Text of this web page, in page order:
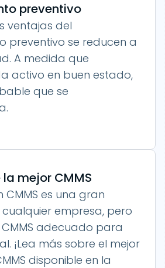
preventivo
ventajas del
preventivo se reducen a
A medida que
activo en buen estado,
que se
mejor CMMS
CMMS es una gran
empresa, pero
adecuado para
¡Lea más sobre el mejor
disponible en la